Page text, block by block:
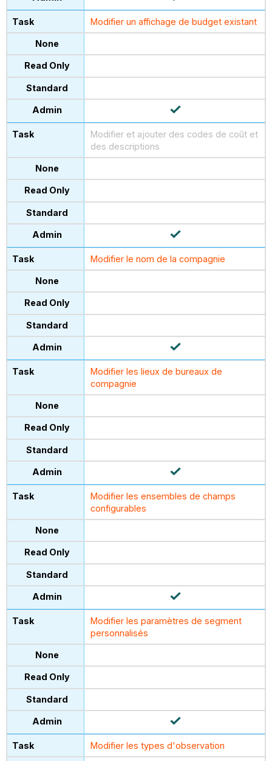
Modifier un affichage de budget existant
Modifier et ajouter des codes de coût et
des descriptions
Modifier le nom de la compagnie
Modifier les lieux de bureaux de
compagnie
Modifier les ensembles de champs
configurables
Modifier les paramètres de segment
personnalisés
Modifier les types d'observation